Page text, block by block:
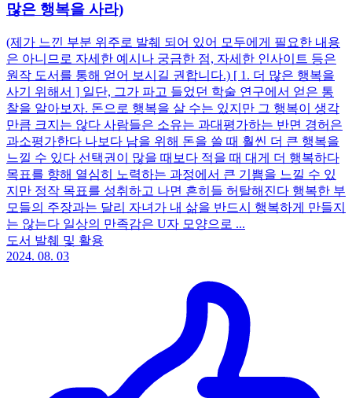
많은 행복을 사라)
(제가 느낀 부분 위주로 발췌 되어 있어 모두에게 필요한 내용
은 아니므로 자세한 예시나 궁금한 점, 자세한 인사이트 등은
원작 도서를 통해 얻어 보시길 권합니다.) [ 1. 더 많은 행복을
사기 위해서 ] 일단, 그가 파고 들었던 학술 연구에서 얻은 통
찰을 알아보자. 돈으로 행복을 살 수는 있지만 그 행복이 생각
만큼 크지는 않다 사람들은 소유는 과대평가하는 반면 경허은
과소평가한다 나보다 남을 위해 돈을 쓸 때 훨씬 더 큰 행복을
느낄 수 있다 선택권이 많을 때보다 적을 때 대게 더 행복하다
목표를 향해 열심히 노력하는 과정에서 큰 기쁨을 느낄 수 있
지만 정작 목표를 성취하고 나면 흔히들 허탈해진다 행복한 부
모들의 주장과는 달리 자녀가 내 삶을 반드시 행복하게 만들지
는 않는다 일상의 만족감은 U자 모양으로 ...
도서 발췌 및 활용
2024. 08. 03